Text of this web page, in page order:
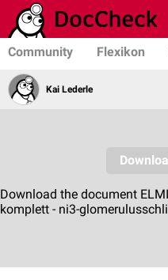
Community Flexikon
Kai Lederle